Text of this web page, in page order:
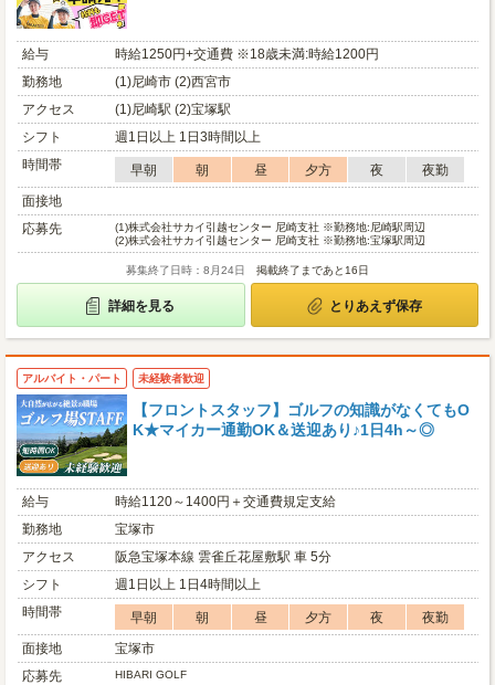
給与
時給1250円+交通費 ※18歳未満:時給1200円
勤務地
(1)尼崎市 (2)西宮市
アクセス
(1)尼崎駅 (2)宝塚駅
シフト
週1日以上 1日3時間以上
時間帯
早朝 朝 昼 夕方 夜
夜勤
面接地
応募先
(1)株式会社サカイ引越センター 尼崎支社 ※勤務地:尼崎駅周辺
(2)株式会社サカイ引越センター 尼崎支社 ※勤務地:宝塚駅周辺
募集終了日時：8月24日 掲載終了まであと16日
詳細を見る とりあえず保存
アルバイト・パート 未経験者歓迎
【フロントスタッフ】ゴルフの知識がなくてもO
K★マイカー通勤OK＆送迎あり♪1日4h～◎
給与
時給1120～1400円＋交通費規定支給
勤務地
宝塚市
アクセス
阪急宝塚本線 雲雀丘花屋敷駅 車 5分
シフト
週1日以上 1日4時間以上
時間帯
早朝 朝 昼 夕方 夜
夜勤
面接地
宝塚市
応募先
HIBARI GOLF